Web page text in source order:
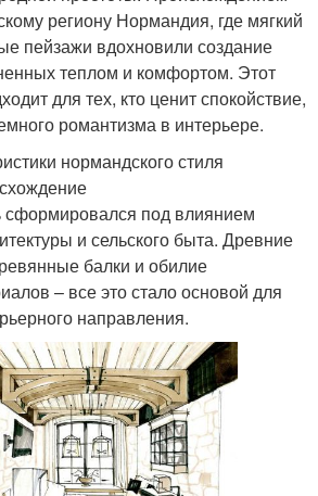
региону Нормандия, где мягкий
пейзажи вдохновили создание
теплом и комфортом. Этот
для тех, кто ценит спокойствие,
романтизма в интерьере.
нормандского стиля
сформировался под влиянием
и сельского быта. Древние
балки и обилие
– все это стало основой для
направления.